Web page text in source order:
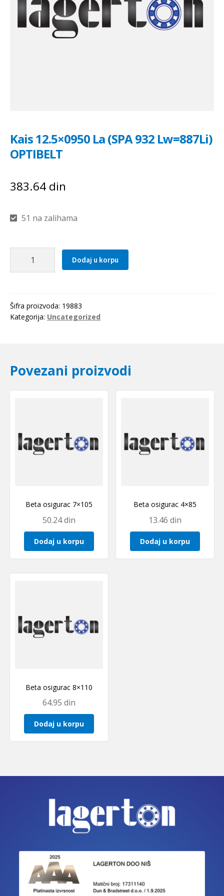
Kais 12.5×0950 La (SPA 932 Lw=887Li)
OPTIBELT
383.64 din
51 na zalihama
12.5x0950
932
Lw=887Li)
Dodaj u korpu
Šifra proizvoda: 19883
Kategorija: Uncategorized
Povezani proizvodi
Beta osigurac 7×105
50.24din
Dodaj u korpu
Beta osigurac 4×85
13.46din
Dodaj u korpu
Beta osigurac 8×110
64.95 din
Dodaj u korpu